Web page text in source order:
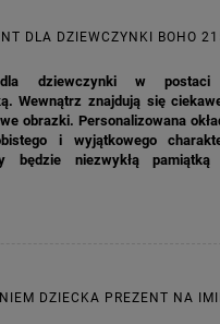
DLA DZIEWCZYNKI BOHO
dla dziewczynki w
Wewnątrz znajdują się
obrazki. Personalizowana
i wyjątkowego
będzie niezwykłą
DZIECKA PREZENT NA